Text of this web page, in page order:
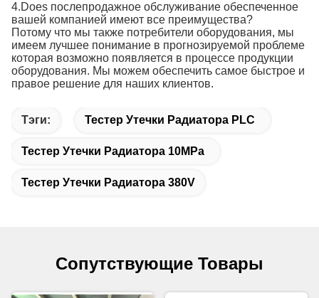
4.Does послепродажное обслуживание обеспеченное
вашей компанией имеют все преимущества?
Потому что мы также потребители оборудования, мы
имеем лучшее понимание в прогнозируемой проблеме
которая возможно появляется в процессе продукции
оборудования. Мы можем обеспечить самое быстрое и
правое решение для наших клиентов.
Тэги: Тестер Утечки Радиатора PLC
Тестер Утечки Радиатора 10MPa
Тестер Утечки Радиатора 380V
Сопутствующие Товары